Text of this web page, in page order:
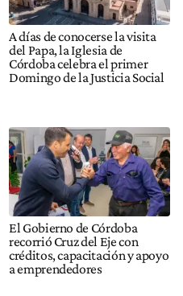
A días de conocerse la visita
del Papa, la Iglesia de
Córdoba celebra el primer
Domingo de la Justicia Social
El Gobierno de Córdoba
recorrió Cruz del Eje con
créditos, capacitación y apoyo
a emprendedores